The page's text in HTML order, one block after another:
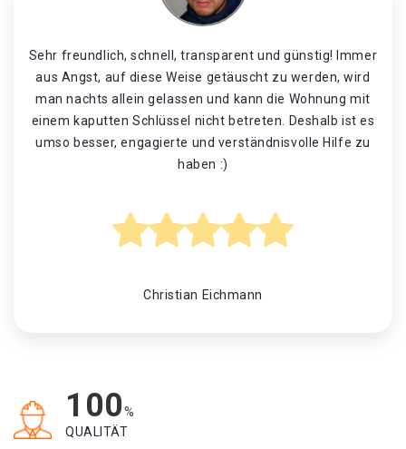
Sehr freundlich, schnell, transparent und günstig! Immer
aus Angst, auf diese Weise getäuscht zu werden, wird
man nachts allein gelassen und kann die Wohnung mit
einem kaputten Schlüssel nicht betreten. Deshalb ist es
umso besser, engagierte und verständnisvolle Hilfe zu
haben :)
Christian Eichmann
100%
QUALITÄT